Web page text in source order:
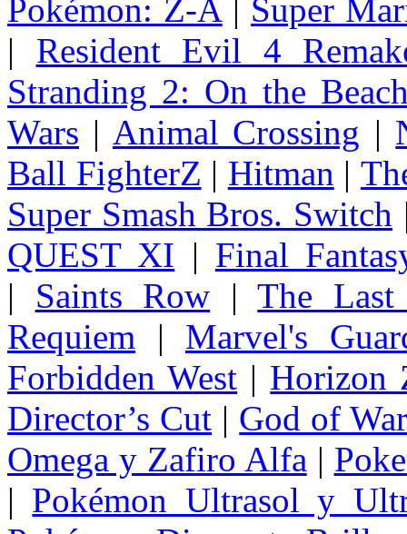
Pokémon: Z-A | Super
| Resident Evil 4
Stranding 2: On the
Wars | Animal Crossing |
Ball FighterZ | Hitman |
Super Smash Bros. Switch
QUEST XI | Final
| Saints Row |The
Requiem | Marvel's
Forbidden West | Horizon
Director’s Cut | God of
Omega y Zafiro Alfa |
| Pokémon Ultrasol y